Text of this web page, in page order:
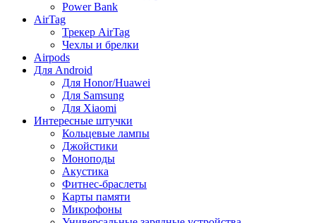
Power Bank
AirTag
Трекер AirTag
Чехлы и брелки
Airpods
Для Android
Для Honor/Huawei
Для Samsung
Для Xiaomi
Интересные штучки
Кольцевые лампы
Джойстики
Моноподы
Акустика
Фитнес-браслеты
Карты памяти
Микрофоны